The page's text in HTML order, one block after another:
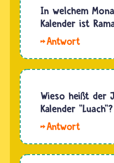
die Erde
braucht,
um…
Kalender
beginnen
ersten
Tag des
ersten
Das ist
nur in
wenigen
ein…
In welchem
Kalender ist
ist der
Monat
des
Kalenders.
Dieser
Kalender
Wieso heißt der
Kalender "Luach"?
heißt der